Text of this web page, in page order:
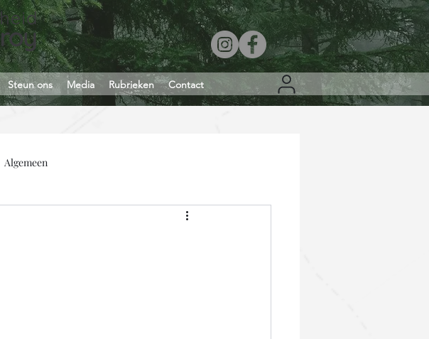
Steun ons Media Rubrieken Contact
Algemeen